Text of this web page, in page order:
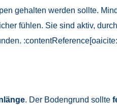
gehalten werden sollte.
fühlen. Sie sind aktiv,
. Der Bodengrund sollte